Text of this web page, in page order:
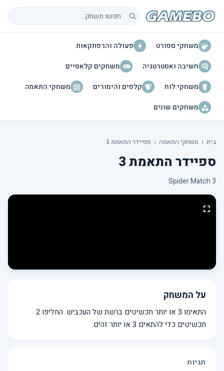
חיפוש משחקים
משחקי ספורט
פעולה והרפתקאות
חשיבה ואסטרטגיה
משחקים קלאסיים
משחקי לוח
קלפים והימורים
משחקי התאמה
משחקים שונים
בית › משחקי התאמה › ספיידר התאמת 3
ספיידר התאמת 3
Spider Match 3
על המשחק
התאימו 3 או יותר תכשיטים ברשת של העכביש. החליפו 2
תכשיטים כדי להתאים 3 או יותר זהים.
תגיות